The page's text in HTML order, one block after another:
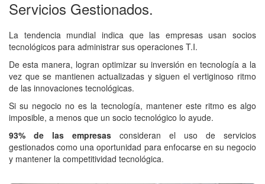
Servicios Gestionados.
La tendencia mundial indica que las empresas usan socios
tecnológicos para administrar sus operaciones T.I.
De esta manera, logran optimizar su inversión en tecnología a la
vez que se mantienen actualizadas y siguen el vertiginoso ritmo
de las innovaciones tecnológicas.
Si su negocio no es la tecnología, mantener este ritmo es algo
imposible, a menos que un socio tecnológico lo ayude.
93% de las empresas consideran el uso de servicios
gestionados como una oportunidad para enfocarse en su negocio
y mantener la competitividad tecnológica.